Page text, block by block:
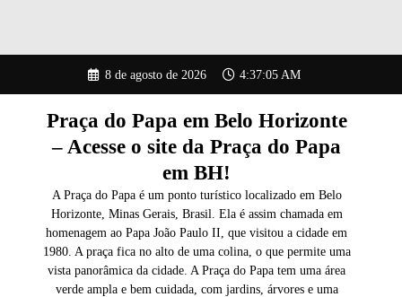
o
8 de agosto de 2026 4:37:06 AM
Praça do Papa em Belo Horizonte
– Acesse o site da Praça do Papa
em BH!
A Praça do Papa é um ponto turístico localizado em Belo
Horizonte, Minas Gerais, Brasil. Ela é assim chamada em
homenagem ao Papa João Paulo II, que visitou a cidade em
1980. A praça fica no alto de uma colina, o que permite uma
vista panorâmica da cidade. A Praça do Papa tem uma área
verde ampla e bem cuidada, com jardins, árvores e uma